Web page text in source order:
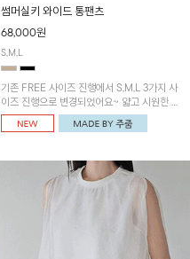
썸머실키 와이드 통팬츠
68,000원
S,M,L
기존 FREE 사이즈 진행에서 S,M,L 3가지 사
이즈 진행으로 변경되었어요~ 얇고 시원한 원
단으로 제작된 와이드팬츠! 베이직한 디자인으
로 코디 활용도가 높은 아이템이에요~